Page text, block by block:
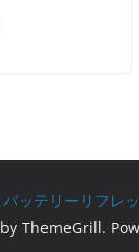
バッテリーリフレ
by ThemeGrill.